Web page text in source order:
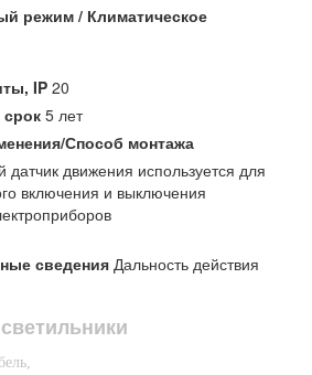
режим / Климатическое
IP 20
5 лет
Способ монтажа
движения используется для
включения и выключения
сведенияДальность действия